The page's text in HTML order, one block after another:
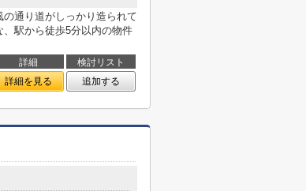
通り道がしっかり造られて
駅から徒歩5分以内の物件
詳細
検討リスト
詳細を見る 追加する